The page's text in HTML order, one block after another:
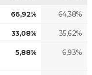
66,92% 64,38%
33,08% 35,62%
5,88% 6,93%